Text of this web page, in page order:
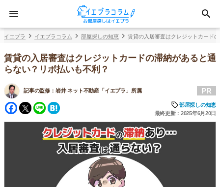
イエプラ イエプラコラム 部屋探しの知恵 賃貸の入居審査はクレジットカード
賃貸の入居審査はクレジットカードの滞納があると通
らない？リボ払いも不利？
記事の監修： 岩井 ネット不動産「イエプラ」所属
Facebook
Twitter
Line
PR
部屋探しの知恵
最終更新：2025年6月20日